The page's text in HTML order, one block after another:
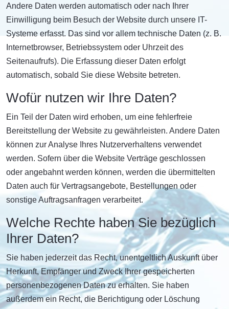
Andere Daten werden automatisch oder nach Ihrer
Einwilligung beim Besuch der Website durch unsere IT-
Systeme erfasst. Das sind vor allem technische Daten (z. B.
Internetbrowser, Betriebssystem oder Uhrzeit des
Seitenaufrufs). Die Erfassung dieser Daten erfolgt
automatisch, sobald Sie diese Website betreten.
Wofür nutzen wir Ihre Daten?
Ein Teil der Daten wird erhoben, um eine fehlerfreie
Bereitstellung der Website zu gewährleisten. Andere Daten
können zur Analyse Ihres Nutzerverhaltens verwendet
werden. Sofern über die Website Verträge geschlossen
oder angebahnt werden können, werden die übermittelten
Daten auch für Vertragsangebote, Bestellungen oder
sonstige Auftragsanfragen verarbeitet.
Welche Rechte haben Sie bezüglich
Ihrer Daten?
Sie haben jederzeit das Recht, unentgeltlich Auskunft über
Herkunft, Empfänger und Zweck Ihrer gespeicherten
personenbezogenen Daten zu erhalten. Sie haben
außerdem ein Recht, die Berichtigung oder Löschung